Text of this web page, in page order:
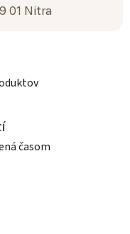
01 Nitra
časom